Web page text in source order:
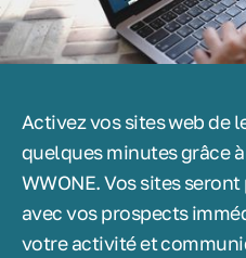
Activez vos sites web de
quelques minutes grâce
WWONE. Vos sites
avec vos prospects
votre activité et